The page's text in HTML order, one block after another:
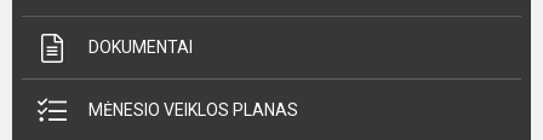
DOKUMENTAI
MĖNESIO VEIKLOS PLANAS